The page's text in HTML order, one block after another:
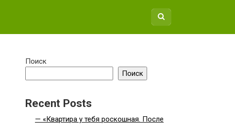
Поиск
Поиск
Recent Posts
— «Квартира у тебя роскошная. После